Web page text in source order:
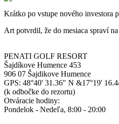
Krátko po vstupe nového investora
Art potvrdil, že do mesiaca spraví
PENATI GOLF RESORT
Šajdíkove Humence 453
906 07 Šajdikove Humence
GPS: 48°40' 31.36" N &17°19'
(k odbočke do rezortu)
Otváracie hodiny:
Pondelok - Nedeľa, 8:00 - 20:00